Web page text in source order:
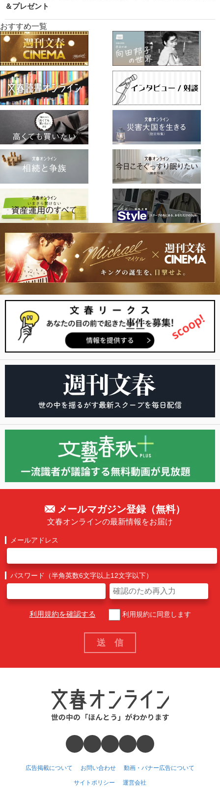
＆プレゼント
おすすめ一覧
メールマガジン登録（無料）
文春オンラインの最新情報をお届け
メールアドレス
パスワード（半角英数6文字以上12文字以下）
利用規約を確認する 利用規約に同意します
広告掲載について お問い合わせ 動画・バナー広告について
サイトポリシー 運営会社